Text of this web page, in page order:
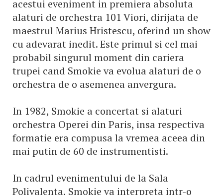
acestui eveniment in premiera absoluta
alaturi de orchestra 101 Viori, dirijata de
maestrul Marius Hristescu, oferind un show
cu adevarat inedit. Este primul si cel mai
probabil singurul moment din cariera
trupei cand Smokie va evolua alaturi de o
orchestra de o asemenea anvergura.
In 1982, Smokie a concertat si alaturi
orchestra Operei din Paris, insa respectiva
formatie era compusa la vremea aceea din
mai putin de 60 de instrumentisti.
In cadrul evenimentului de la Sala
Polivalenta, Smokie va interpreta intr-o